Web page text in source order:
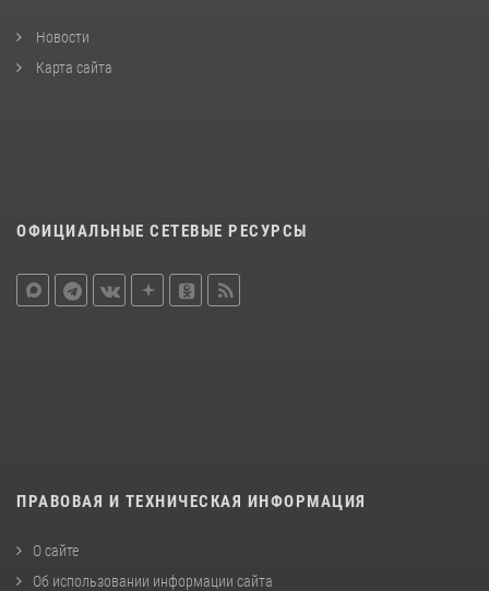
Новости
Карта сайта
ОФИЦИАЛЬНЫЕ СЕТЕВЫЕ РЕСУРСЫ
ПРАВОВАЯ И ТЕХНИЧЕСКАЯ ИНФОРМАЦИЯ
О сайте
Об использовании информации сайта